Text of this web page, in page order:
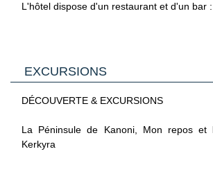
L'hôtel dispose d'un restaurant et d'un bar :
- Restaurant Atlantida : cuisine
Petit déjeuner sous forme de buffet, de
Pour vos rafraîchissements :
- Bar piscine : bières, vins maisons, eau,
EXCURSIONS
DÉCOUVERTE & EXCURSIONS
La Péninsule de Kanoni, Mon repos
Kerkyra
Arrêt à Kanoni, l'une des curiosités les